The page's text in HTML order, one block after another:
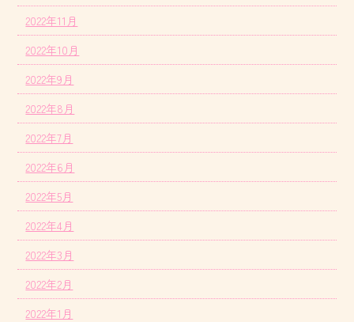
2022年11月
2022年10月
2022年9月
2022年8月
2022年7月
2022年6月
2022年5月
2022年4月
2022年3月
2022年2月
2022年1月